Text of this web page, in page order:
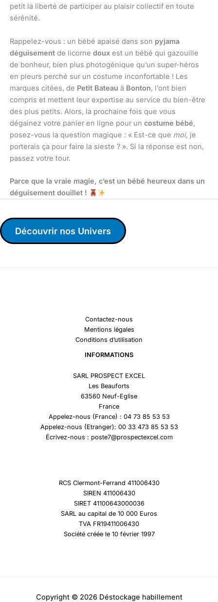
petit la liberté de participer au plaisir collectif en toute
sérénité.
Rappelez-vous : un bébé apaisé dans son pyjama
déguisement de licorne doux est un bébé qui gazouille
de bonheur, bien plus photogénique qu’un super-héros
en pleurs perché sur un costume inconfortable ! Les
marques citées, de Petit Bateau à Bonton, l’ont bien
compris et mettent leur expertise au service du bien-être
des plus petits. Alors, la prochaine fois que vous
dégainez votre panier en ligne pour un costume bébé,
posez-vous la question magique : « Est-ce que moi, je
porterais ça pour faire la sieste ? ». Si la réponse est non,
passez votre tour.
Parce que la vraie magie, c’est un bébé heureux dans un
déguisement douillet !
Découvrir nos Univers
Contactez-nous
Mentions légales
Conditions d’utilisation
INFORMATIONS
SARL PROSPECT EXCEL
Les Beauforts
63560 Neuf-Eglise
France
Appelez-nous (France) : 04 73 85 53 53
Appelez-nous (Etranger): 00 33 473 85 53 53
Écrivez-nous : poste7@prospectexcel.com
RCS Clermont-Ferrand 411006430
SIREN 411006430
SIRET 41100643000036
SARL au capital de 10 000 Euros
TVA FR19411006430
Société créée le 10 février 1997
Copyright © 2026 Déstockage habillement